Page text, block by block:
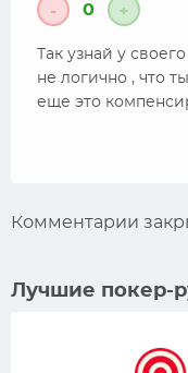
- 0 +
Так узнай у
не логично , что
еще это
Комментарии
Лучшие покер-